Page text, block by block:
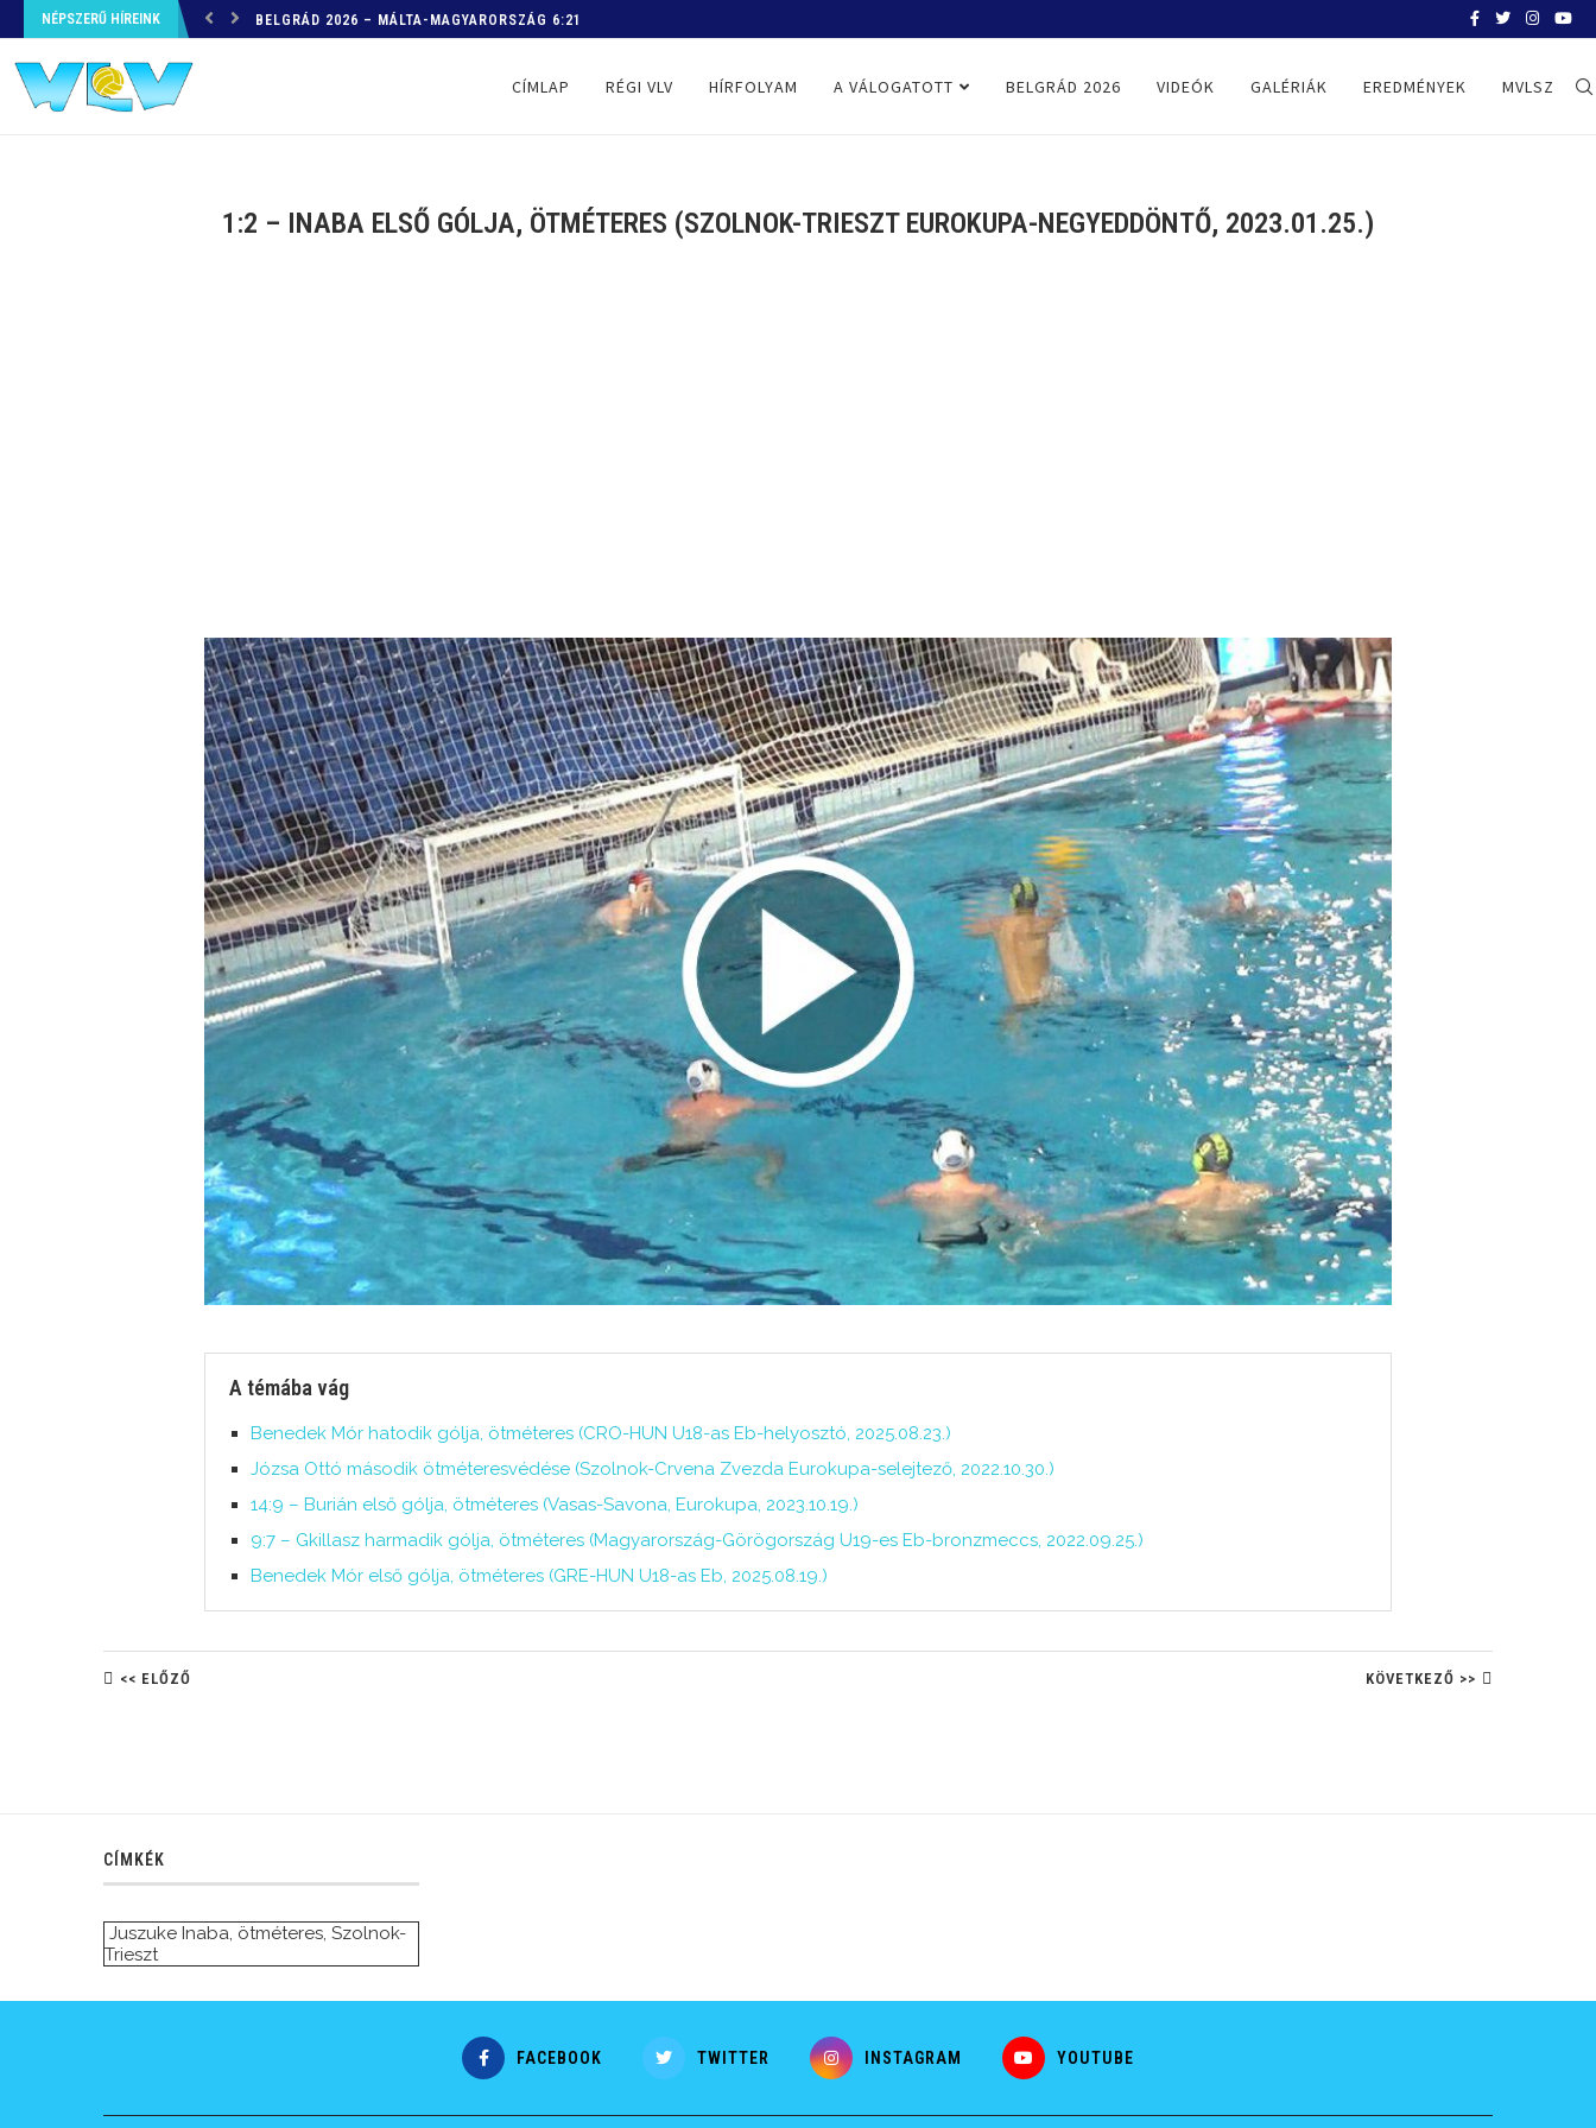
NÉPSZERŰ HÍREINK HELYZETKÉP AZ EB-RŐL – A TOVÁBBI PROGRAM
CÍMLAP RÉGI VLV HÍRFOLYAM A VÁLOGATOTT BELGRÁD 2026 VIDEÓK GALÉRIÁK EREDMÉNYEK MVLSZ
1:2 – INABA ELSŐ GÓLJA, ÖTMÉTERES (SZOLNOK-TRIESZT EUROKUPA-NEGYEDDÖNTŐ, 2023.01.25.)
A témába vág
Benedek Mór hatodik gólja, ötméteres (CRO-HUN U18-as Eb-helyosztó, 2025.08.23.)
Józsa Ottó második ötméteresvédése (Szolnok-Crvena Zvezda Eurokupa-selejtező, 2022.10.30.)
14:9 – Burián első gólja, ötméteres (Vasas-Savona, Eurokupa, 2023.10.19.)
9:7 – Gkillasz harmadik gólja, ötméteres (Magyarország-Görögország U19-es Eb-bronzmeccs, 2022.09.25.)
Benedek Mór első gólja, ötméteres (GRE-HUN U18-as Eb, 2025.08.19.)
<< ELŐZŐ KÖVETKEZŐ >>
CÍMKÉK
Juszuke Inaba, ötméteres, Szolnok-
Trieszt
FACEBOOK TWITTER INSTAGRAM YOUTUBE